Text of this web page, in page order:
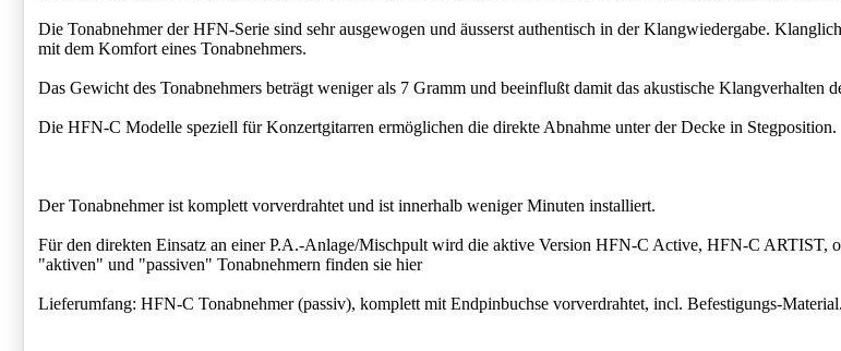
Die Tonabnehmer der HFN-Serie sind sehr ausgewogen und äusserst authentisch in der Klangwiedergabe.
mit dem Komfort eines Tonabnehmers.
Das Gewicht des Tonabnehmers beträgt weniger als 7 Gramm und beeinflußt damit das akustische Klangverhalten
Die HFN-C Modelle speziell für Konzertgitarren ermöglichen die direkte Abnahme unter der Decke in Stegposition.
Der Tonabnehmer ist komplett vorverdrahtet und ist innerhalb weniger Minuten installiert.
Für den direkten Einsatz an einer P.A.-Anlage/Mischpult wird die aktive Version HFN-C Active, HFN-C ARTIST,
"aktiven" und "passiven" Tonabnehmern finden sie hier
Lieferumfang: HFN-C Tonabnehmer (passiv), komplett mit Endpinbuchse vorverdrahtet, incl. Befestigungs-Material.